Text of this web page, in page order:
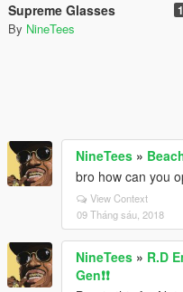
Supreme Glasses
By NineTees
NineTees »
bro how can you
View Context
09 Tháng sáu, 2018
NineTees » R.D
Gen❗❗